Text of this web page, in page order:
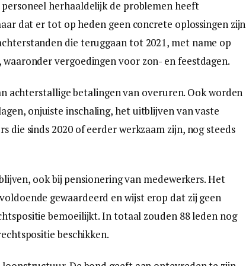
herhaaldelijk de problemen heeft
dat er tot op heden geen concrete oplossingen zijn
die teruggaan tot 2021, met name op
vergoedingen voor zon- en feestdagen.
achterstallige betalingen van overuren. Ook worden
onjuiste inschaling, het uitblijven van vaste
die sinds 2020 of eerder werkzaam zijn, nog steeds
ook bij pensionering van medewerkers. Het
gewaardeerd en wijst erop dat zij geen
bemoeilijkt. In totaal zouden 88 leden nog
beschikken.